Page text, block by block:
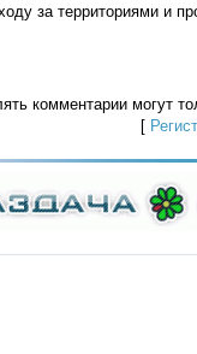
за территориями и
комментарии могут
[